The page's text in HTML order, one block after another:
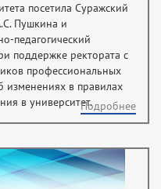
посетила Суражский
Пушкина и
педагогический
поддержке ректората с
профессиональных
изменениях в правилах
в университет.Подробнее